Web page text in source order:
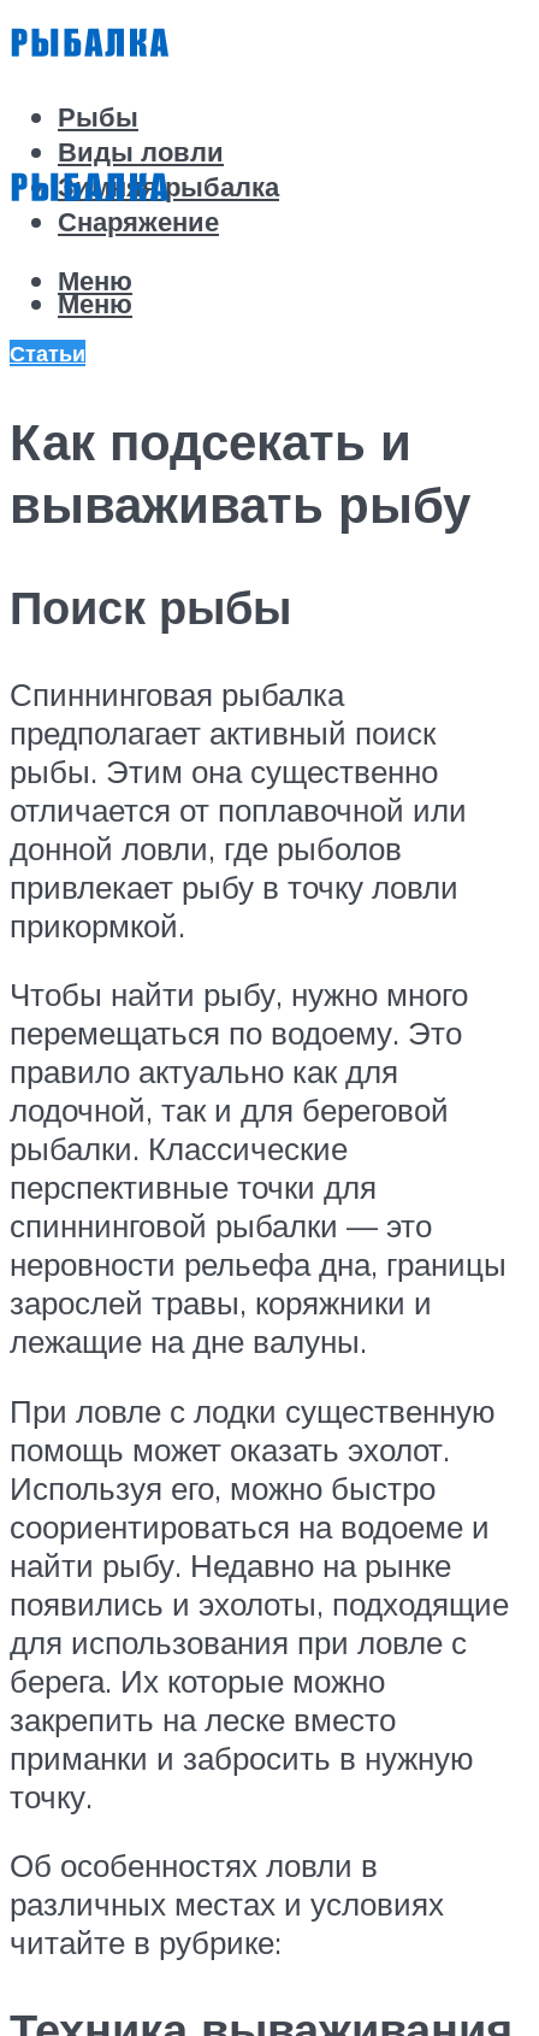
Рыбы
Виды ловли
Зимняя рыбалка
Снаряжение
Меню
Меню
Статьи
Как подсекать и
вываживать рыбу
Поиск рыбы
Спиннинговая рыбалка
предполагает активный поиск
рыбы. Этим она существенно
отличается от поплавочной или
донной ловли, где рыболов
привлекает рыбу в точку ловли
прикормкой.
Чтобы найти рыбу, нужно много
перемещаться по водоему. Это
правило актуально как для
лодочной, так и для береговой
рыбалки. Классические
перспективные точки для
спиннинговой рыбалки — это
неровности рельефа дна, границы
зарослей травы, коряжники и
лежащие на дне валуны.
При ловле с лодки существенную
помощь может оказать эхолот.
Используя его, можно быстро
соориентироваться на водоеме и
найти рыбу. Недавно на рынке
появились и эхолоты, подходящие
для использования при ловле с
берега. Их которые можно
закрепить на леске вместо
приманки и забросить в нужную
точку.
Об особенностях ловли в
различных местах и условиях
читайте в рубрике: